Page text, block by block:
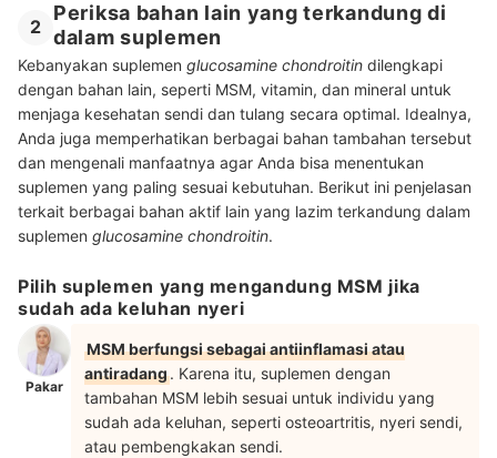
2
Periksa bahan lain yang terkandung di
dalam suplemen
Kebanyakan suplemen glucosamine chondroitin dilengkapi
dengan bahan lain, seperti MSM, vitamin, dan mineral untuk
menjaga kesehatan sendi dan tulang secara optimal. Idealnya,
Anda juga memperhatikan berbagai bahan tambahan tersebut
dan mengenali manfaatnya agar Anda bisa menentukan
suplemen yang paling sesuai kebutuhan. Berikut ini penjelasan
terkait berbagai bahan aktif lain yang lazim terkandung dalam
suplemen glucosamine chondroitin.
Pilih suplemen yang mengandung MSM jika
sudah ada keluhan nyeri
Pakar
MSM berfungsi sebagai antiinflamasi atau
antiradang. Karena itu, suplemen dengan
tambahan MSM lebih sesuai untuk individu yang
sudah ada keluhan, seperti osteoartritis, nyeri sendi,
atau pembengkakan sendi.